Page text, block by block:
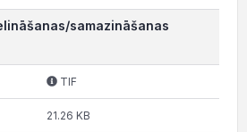
samazināšanas
TIF
21.26 KB